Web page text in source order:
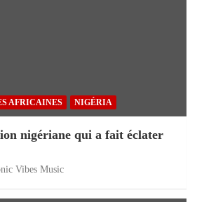
AFRICAINES NIGÉRIA
nigériane qui a fait éclater
Vibes Music